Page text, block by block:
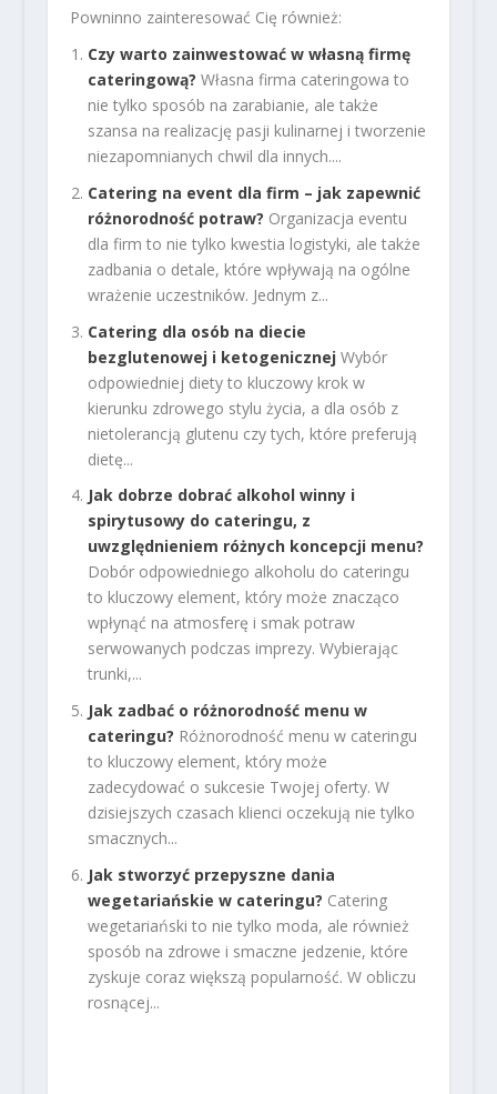
Powninno zainteresować Cię również:
Czy warto zainwestować w własną firmę
cateringową? Własna firma cateringowa to
nie tylko sposób na zarabianie, ale także
szansa na realizację pasji kulinarnej i tworzenie
niezapomnianych chwil dla innych....
Catering na event dla firm – jak zapewnić
różnorodność potraw? Organizacja eventu
dla firm to nie tylko kwestia logistyki, ale także
zadbania o detale, które wpływają na ogólne
wrażenie uczestników. Jednym z...
Catering dla osób na diecie
bezglutenowej i ketogenicznej Wybór
odpowiedniej diety to kluczowy krok w
kierunku zdrowego stylu życia, a dla osób z
nietolerancją glutenu czy tych, które preferują
dietę...
Jak dobrze dobrać alkohol winny i
spirytusowy do cateringu, z
uwzględnieniem różnych koncepcji menu?
Dobór odpowiedniego alkoholu do cateringu
to kluczowy element, który może znacząco
wpłynąć na atmosferę i smak potraw
serwowanych podczas imprezy. Wybierając
trunki,...
Jak zadbać o różnorodność menu w
cateringu? Różnorodność menu w cateringu
to kluczowy element, który może
zadecydować o sukcesie Twojej oferty. W
dzisiejszych czasach klienci oczekują nie tylko
smacznych...
Jak stworzyć przepyszne dania
wegetariańskie w cateringu? Catering
wegetariański to nie tylko moda, ale również
sposób na zdrowe i smaczne jedzenie, które
zyskuje coraz większą popularność. W obliczu
rosnącej...